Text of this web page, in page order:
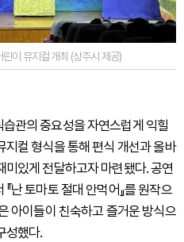
이 뮤지컬 개최 (상주시 제공)
관의 중요성을 자연스럽게 익힐
컬 형식을 통해 편식 개선과 올바
있게 전달하고자 마련됐다. 공연
난 토마토 절대 안먹어』를 원작으
아이들이 친숙하고 즐거운 방식으
성했다.